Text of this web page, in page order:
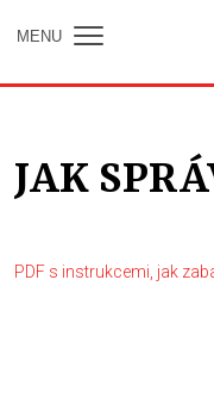
JAK
PDF s instrukcemi, jak
MENU